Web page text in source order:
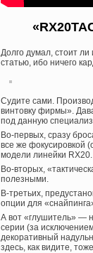
Долго думал, стоит
статью, ибо ничего
Судите сами.
винтовку фирмы».
под данную
Во-первых, сразу
все же фокусировкой
модели линейки
Во-вторых,
полезными.
В-третьих,
опции для
А вот «глушитель» —
серии (за
декоративный
здесь, как видите,